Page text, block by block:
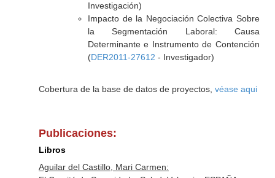
Investigación)
Impacto de la Negociación Colectiva Sobre
la Segmentación Laboral: Causa
Determinante e Instrumento de Contención
(DER2011-27612 - Investigador)
Cobertura de la base de datos de proyectos, véase aqui
Publicaciones:
Libros
Aguilar del Castillo, Mari Carmen: